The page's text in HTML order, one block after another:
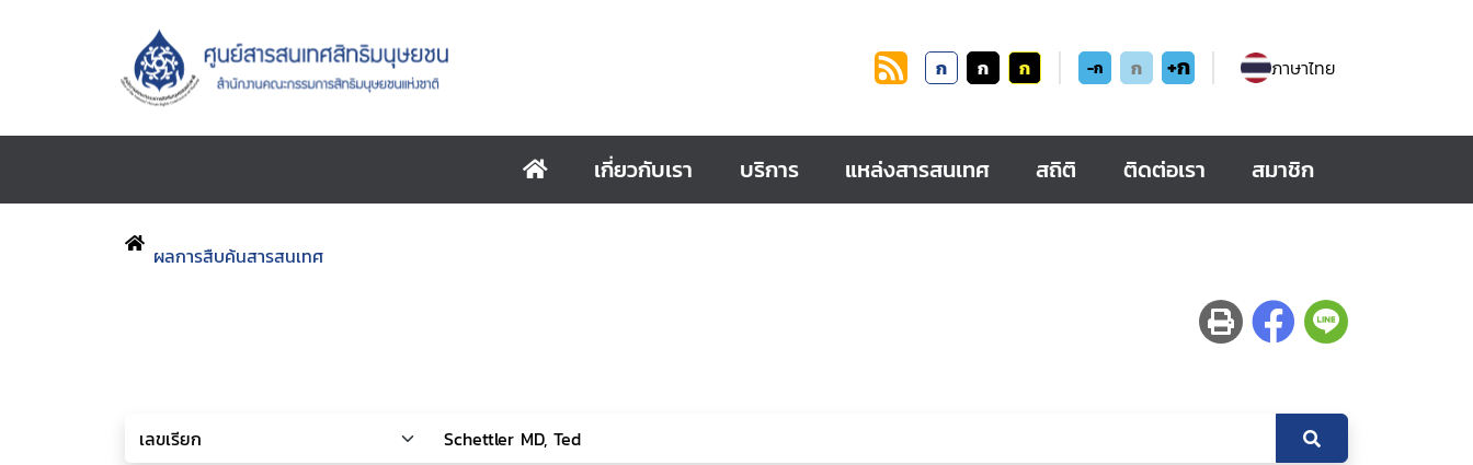
ก ก ก -ก ก +ก ภาษาไทย
เกี่ยวกับเรา บริการ แหล่งสารสนเทศ สถิติ ติดต่อเรา สมาชิก
ผลการสืบค้นสารสนเทศ